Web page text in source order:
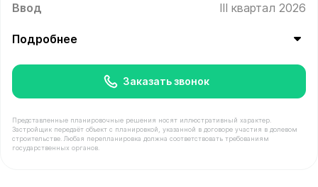
Ввод III квартал 2026
Подробнее
Заказать звонок
Представленные планировочные решения носят иллюстративный характер.
Застройщик передаёт объект с планировкой, указанной в договоре участия в долевом
строительстве. Любая перепланировка должна соответствовать требованиям
государственных органов.